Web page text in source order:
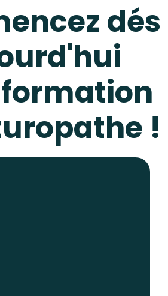
dés
!